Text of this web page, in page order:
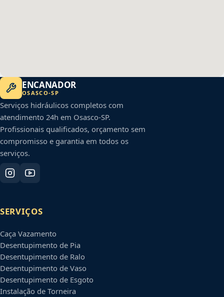
ENCANADOR
OSASCO-SP
Serviços hidráulicos completos com
atendimento 24h em Osasco-SP.
Profissionais qualificados, orçamento sem
compromisso e garantia em todos os
serviços.
SERVIÇOS
Caça Vazamento
Desentupimento de Pia
Desentupimento de Ralo
Desentupimento de Vaso
Desentupimento de Esgoto
Instalação de Torneira